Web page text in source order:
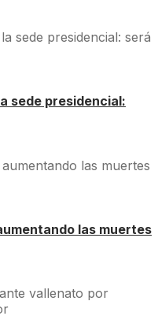
sede presidencial:
las muertes